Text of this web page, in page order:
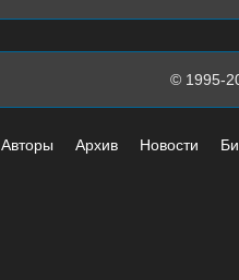
© 1995-
Авторы Архив Новости